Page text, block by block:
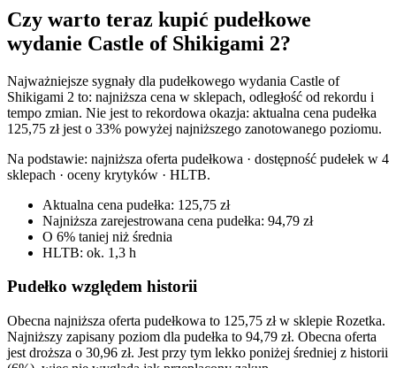
Czy warto teraz kupić pudełkowe
wydanie Castle of Shikigami 2?
Najważniejsze sygnały dla pudełkowego wydania Castle of
Shikigami 2 to: najniższa cena w sklepach, odległość od rekordu i
tempo zmian. Nie jest to rekordowa okazja: aktualna cena pudełka
125,75 zł jest o 33% powyżej najniższego zanotowanego poziomu.
Na podstawie: najniższa oferta pudełkowa · dostępność pudełek w 4
sklepach · oceny krytyków · HLTB.
Aktualna cena pudełka: 125,75 zł
Najniższa zarejestrowana cena pudełka: 94,79 zł
O 6% taniej niż średnia
HLTB: ok. 1,3 h
Pudełko względem historii
Obecna najniższa oferta pudełkowa to 125,75 zł w sklepie Rozetka.
Najniższy zapisany poziom dla pudełka to 94,79 zł. Obecna oferta
jest droższa o 30,96 zł. Jest przy tym lekko poniżej średniej z historii